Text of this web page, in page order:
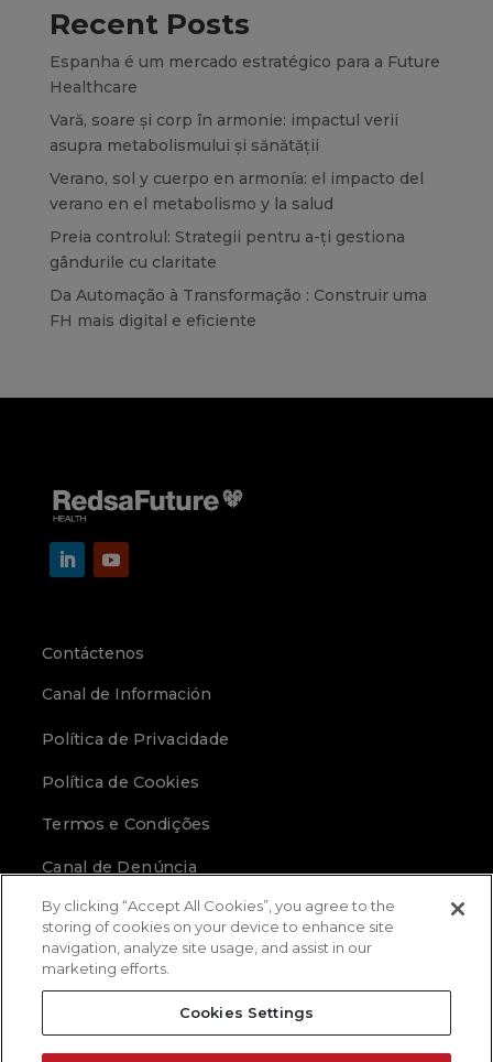
Recent Posts
Espanha é um mercado estratégico para a Future
Healthcare
Vară, soare și corp în armonie: impactul verii
asupra metabolismului și sănătății
Verano, sol y cuerpo en armonía: el impacto del
verano en el metabolismo y la salud
Preia controlul: Strategii pentru a-ți gestiona
gândurile cu claritate
Da Automação à Transformação : Construir uma
FH mais digital e eficiente
Contáctenos
Canal de Información
Política de Privacidade
Política de Cookies
Termos e Condições
Canal de Denúncia
By clicking “Accept All Cookies”, you agree to the
storing of cookies on your device to enhance site
navigation, analyze site usage, and assist in our
marketing efforts.
Cookies Settings